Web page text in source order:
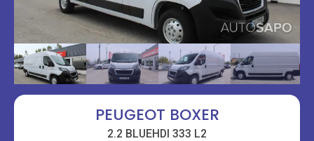
PEUGEOT BOXER
2.2 BLUEHDI 333 L2